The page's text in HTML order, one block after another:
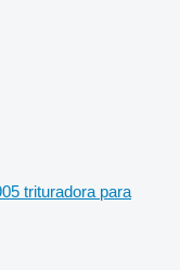
trituradora para